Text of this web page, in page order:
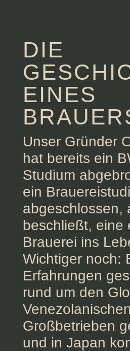
DIE
EINES
Unser Gründer
hat bereits ein
Studium
ein
abgeschlossen,
beschließt, eine
Brauerei ins
Wichtiger noch:
Erfahrungen
rund um den
Venezolanischen
Großbetrieben
und in Japan